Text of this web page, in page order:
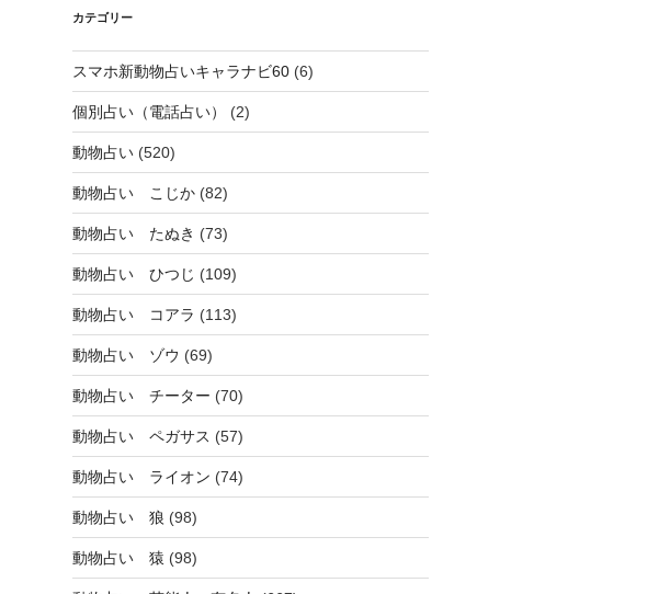
カテゴリー
スマホ新動物占いキャラナビ60(6)
個別占い（電話占い） (2)
動物占い(520)
動物占い こじか(82)
動物占い たぬき (73)
動物占い ひつじ (109)
動物占い コアラ (113)
動物占い ゾウ (69)
動物占い チーター (70)
動物占い ペガサス (57)
動物占い ライオン (74)
動物占い 狼 (98)
動物占い 猿 (98)